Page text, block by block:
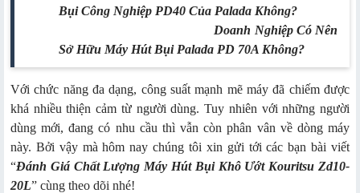
Bụi Công Nghiệp PD40 Của Palada Không?
Doanh Nghiệp Có Nên
Sở Hữu Máy Hút Bụi Palada PD 70A Không?
Với chức năng đa dạng, công suất mạnh mẽ máy đã chiếm được
khá nhiều thiện cảm từ người dùng. Tuy nhiên với những người
dùng mới, đang có nhu cầu thì vẫn còn phân vân về dòng máy
này. Bởi vậy mà hôm nay chúng tôi xin gửi tới các bạn bài viết
“Đánh Giá Chất Lượng Máy Hút Bụi Khô Ướt Kouritsu Zd10-
20L” cùng theo dõi nhé!